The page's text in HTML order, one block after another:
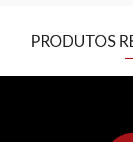
PRODUTOS